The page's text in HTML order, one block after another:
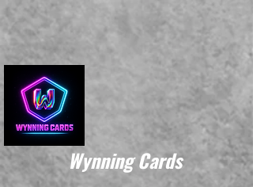
Wynning Cards